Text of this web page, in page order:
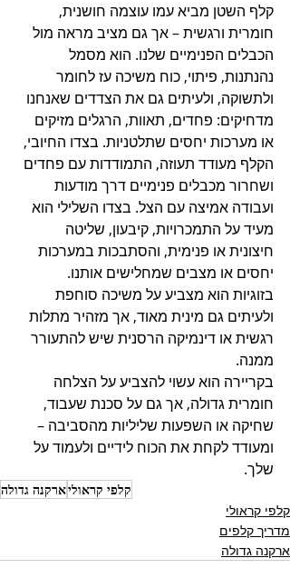
קלף השטן מביא עמו עוצמה חושנית,
חומרית ורגשית – אך גם מציב מראה מול
הכבלים הפנימיים שלנו. הוא מסמל
נהנתנות, פיתוי, כוח משיכה עז לחומר
ולתשוקה, ולעיתים גם את הצדדים שאנחנו
מדחיקים: פחדים, תאוות, הרגלים מזיקים
או מערכות יחסים שתלטניות. בצדו החיובי,
הקלף מעודד תעוזה, התמודדות עם פחדים
ושחרור מכבלים פנימיים דרך מודעות
ועבודה אמיצה עם הצל. בצדו השלילי הוא
מעיד על התמכרויות, קיבעון, שליטה
חיצונית או פנימית, והסתבכות במערכות
יחסים או מצבים שמחלישים אותנו.
בזוגיות הוא מצביע על משיכה סוחפת
ולעיתים גם מינית מאוד, אך מזהיר מתלות
רגשית או דינמיקה הרסנית שיש להתעורר
ממנה.
בקריירה הוא עשוי להצביע על הצלחה
חומרית גדולה, אך גם על סכנת שעבוד,
שחיקה או השפעות שליליות מהסביבה –
ומעודד לקחת את הכוח לידיים ולעמוד על
שלך.
קלפי קראוליארקנה גדולה
קלפי קראולי
מדריך קלפים
ארקנה גדולה